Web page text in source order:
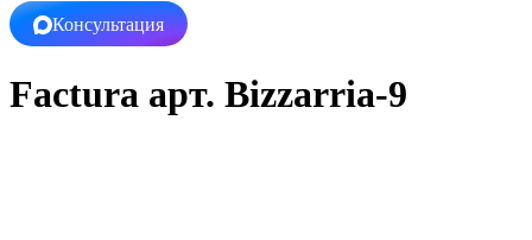
Консультация
Factura арт. Bizzarria-9